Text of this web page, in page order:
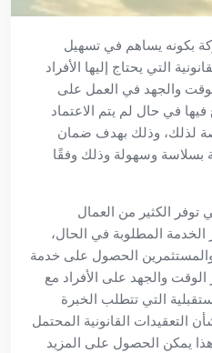
بكونه يساهم في تسهيل
التي يحتاج إليها الأفراد
والجهد في العمل على
في حال لم يتم الاعتماد
لذلك، وذلك بهدف ضمان
بسلاسة وسهولة وذلك وفقًا
توفر الكثير من العمال
الخدمة المطلوبة في الحال،
الحصول على خدمة
والجهد على الأفراد مع
التي تتطلب الخبرة
التعقيدات القانونية المحتمل
هذا يمكن الحصول على المزيد